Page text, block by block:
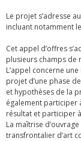
Le projet s’adresse
incluant notamment
Cet appel d’offres
plusieurs champs de
L’appel concerne
projet d’une phase
et hypothèses de la
également participer
résultat et participer
La maîtrise
transfrontalier d’art